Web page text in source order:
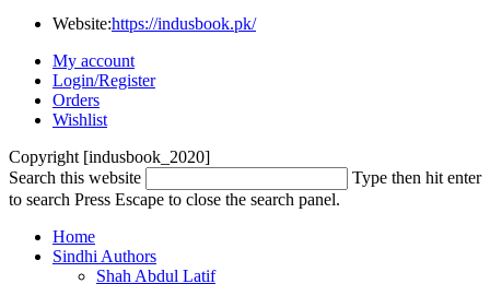
Website:https://indusbook.pk/
My account
Login/Register
Orders
Wishlist
Copyright [indusbook_2020]
Search this website
Type then hit enter
to search Press Escape to close the search panel.
Home
Sindhi Authors
Shah Abdul Latif